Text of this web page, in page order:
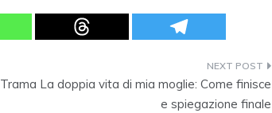
Trama La doppia vita di mia moglie: Come finisce
e spiegazione finale